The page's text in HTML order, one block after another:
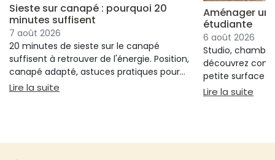
Sieste sur canapé : pourquoi 20
minutes suffisent
7 août 2026
20 minutes de sieste sur le canapé
suffisent à retrouver de l'énergie. Position,
canapé adapté, astuces pratiques pour
bien s'installer.
Lire la suite : Sieste sur canapé : pourquoi 20 minutes
Aménager un
étudiante
6 août 2026
Studio,
découvrez
petite surface à
confort ni
Lire la suite